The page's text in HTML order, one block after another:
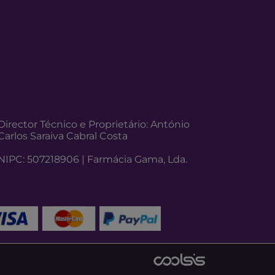
Técnico e Proprietário: António
Saraiva Cabral Costa
507218906 | Farmácia Gama, Lda.